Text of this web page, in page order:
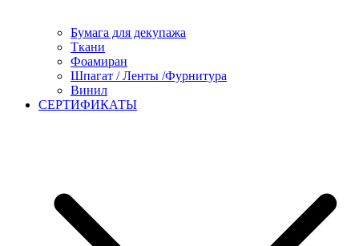
Бумага для декупажа
Ткани
Фоамиран
Шпагат / Ленты /Фурнитура
Винил
СЕРТИФИКАТЫ